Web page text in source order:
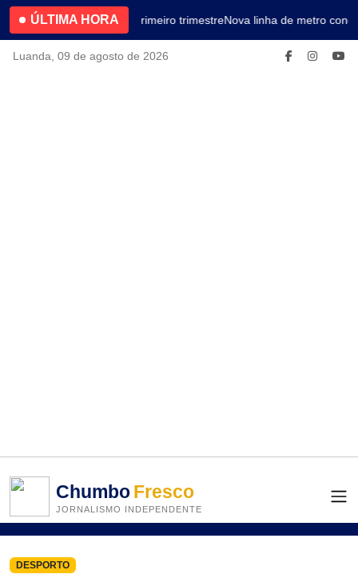
ÚLTIMA HORA4.2% no primeiro trimestreNova linha de metro
Luanda, 09 de agosto de 2026
ChumboFresco
JORNALISMO INDEPENDENTE
DESPORTO